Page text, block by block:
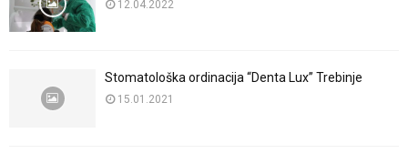
12.04.2022
Stomatološka ordinacija “Denta Lux” Trebinje
15.01.2021